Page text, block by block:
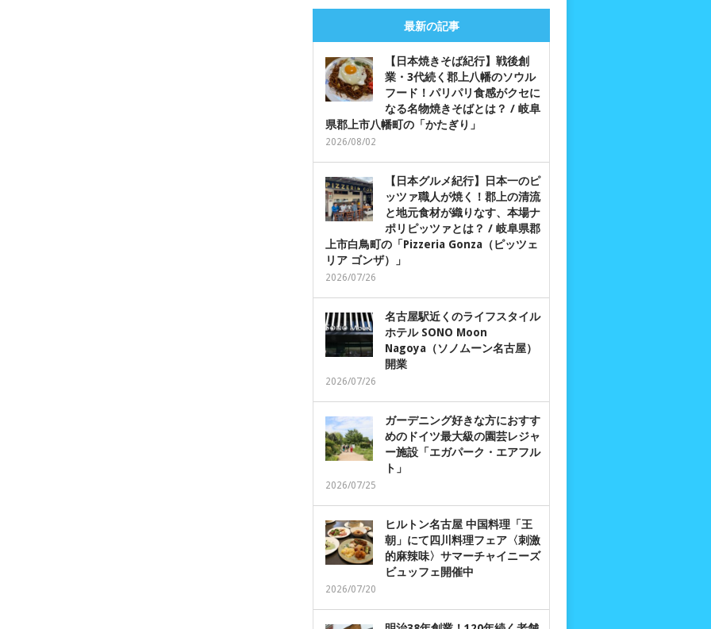
最新の記事
【日本焼きそば紀行】戦後創
業・3代続く郡上八幡のソウル
フード！パリパリ食感がクセに
なる名物焼きそばとは？ / 岐阜
県郡上市八幡町の「かたぎり」
2026/08/02
【日本グルメ紀行】日本一のピ
ッツァ職人が焼く！郡上の清流
と地元食材が織りなす、本場ナ
ポリピッツァとは？ / 岐阜県郡
上市白鳥町の「Pizzeria Gonza（ピッツェ
リア ゴンザ）」
2026/07/26
名古屋駅近くのライフスタイル
ホテル SONO Moon
Nagoya（ソノムーン名古屋）
開業
2026/07/26
ガーデニング好きな方におすす
めのドイツ最大級の園芸レジャ
ー施設「エガパーク・エアフル
ト」
2026/07/25
ヒルトン名古屋 中国料理「王
朝」にて四川料理フェア〈刺激
的麻辣味〉サマーチャイニーズ
ビュッフェ開催中
2026/07/20